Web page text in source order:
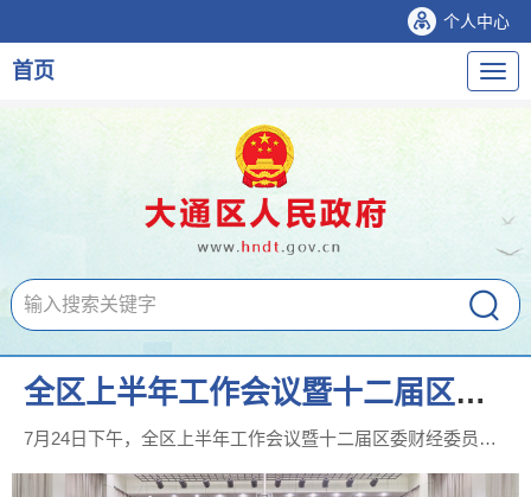
个人中心
导
首页
全区上半年工作会议暨十二届区委财经委员会第一次会议召开
7月24日下午，全区上半年工作会议暨十二届区委财经委员会第一次会议在区机关礼堂召开。区委书记荣耀出席会议并讲话。他强调，...